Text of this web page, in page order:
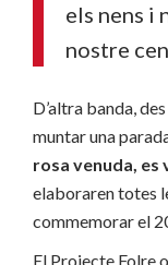
els nens i
nostre
D’altra banda,
muntar una
rosa venuda, es
elaboraren totes
commemorar el
El Projecte Folre